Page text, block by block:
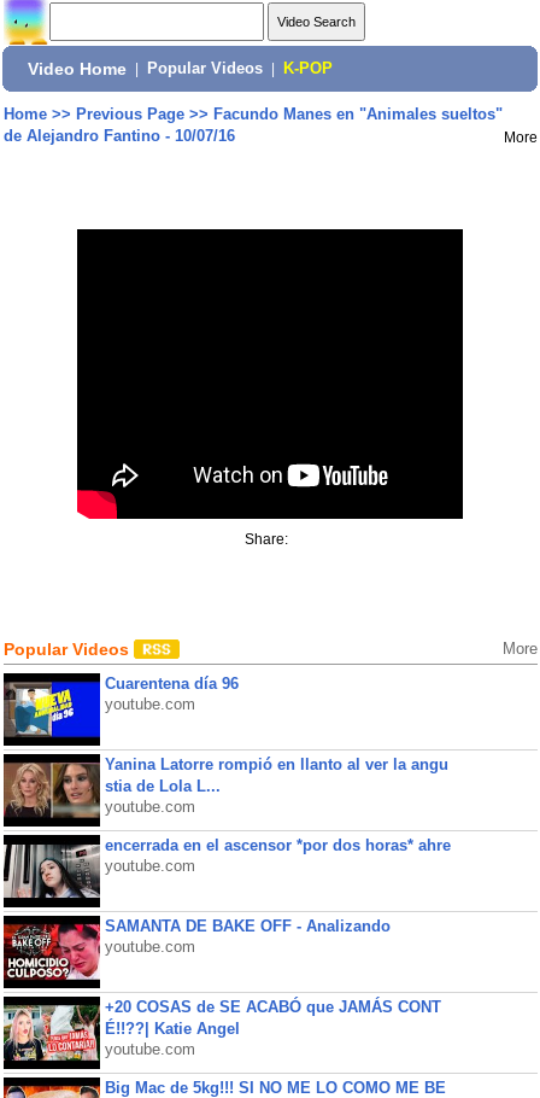
Video Home Popular Videos K-POP
Home>> Previous Page>> Facundo Manes en "Animales sueltos"
de Alejandro Fantino - 10/07/16
More
Share:
Popular Videos More
Cuarentena día 96
youtube.com
Yanina Latorre rompió en llanto al ver la angu
stia de Lola L...
youtube.com
encerrada en el ascensor *por dos horas* ahre
youtube.com
SAMANTA DE BAKE OFF - Analizando
youtube.com
+20 COSAS de SE ACABÓ que JAMÁS CONT
É!!??| Katie Angel
youtube.com
Big Mac de 5kg!!! SI NO ME LO COMO ME BE